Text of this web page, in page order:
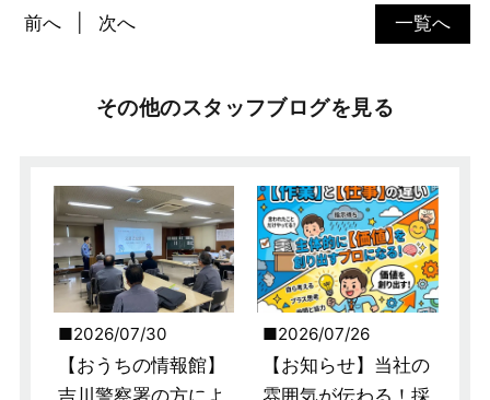
一覧へ
前へ 次へ
その他のスタッフブログを見る
2026/07/30
【おうちの情報館】
吉川警察署の方によ
2026/07/26
【お知らせ】当社の
雰囲気が伝わる！採